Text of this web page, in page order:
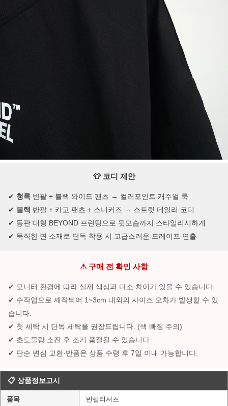
👕 코디 제안
✔ 청록 반팔 + 블랙 와이드 팬츠 → 컬러포인트 캐주얼 룩
✔ 블랙 반팔 + 카고 팬츠 + 스니커즈 → 스트릿 데일리 코디
✔ 등판 대형 BEYOND 프린팅으로 뒷모습까지 스타일리시하게
✔ 묵직한 면 소재로 단독 착용 시 고급스러운 드레이프 연출
⚠ 구매 전 확인 사항
✔ 모니터 환경에 따라 실제 색상과 다소 차이가 있을 수 있습니다.
✔ 수작업으로 제작되어 1~3cm 내외의 사이즈 오차가 발생할 수 있
습니다.
✔ 첫 세탁 시 단독 세탁을 권장드립니다. (색 빠짐 주의)
✔ 초도물량 소진 후 조기 품절될 수 있습니다.
✔ 단순 변심 교환·반품은 상품 수령 후 7일 이내 가능합니다.
📋 상품정보고시
품목 반팔티셔츠